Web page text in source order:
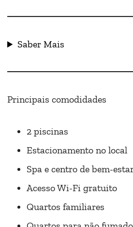
Saber Mais
Principais comodidades
2 piscinas
Estacionamento no local
Spa e centro de bem-
Acesso Wi-Fi gratuito
Quartos familiares